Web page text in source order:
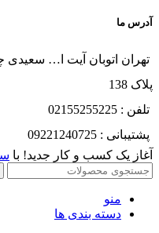
آدرس ما
تهران اتوبان آیت ا… سعیدی
پلاک 138
تلفن : 02155255225
پشتیبانی : 09221240725
آغاز یک کسب و کار جدید! با
منو
دسته بندی ها